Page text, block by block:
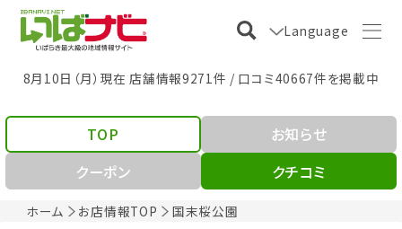
Language
8月10日（月）現在 店舗情報9271件 / 口コミ40667件を掲載中
ホーム お店情報TOP 国末桜公園
TOP
お知らせ
クーポン
クチコミ